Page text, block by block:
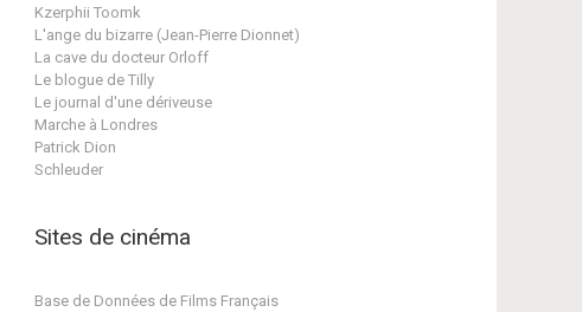
Kzerphii Toomk
L'ange du bizarre (Jean-Pierre Dionnet)
La cave du docteur Orloff
Le blogue de Tilly
Le journal d'une dériveuse
Marche à Londres
Patrick Dion
Schleuder
Sites de cinéma
Base de Données de Films Français